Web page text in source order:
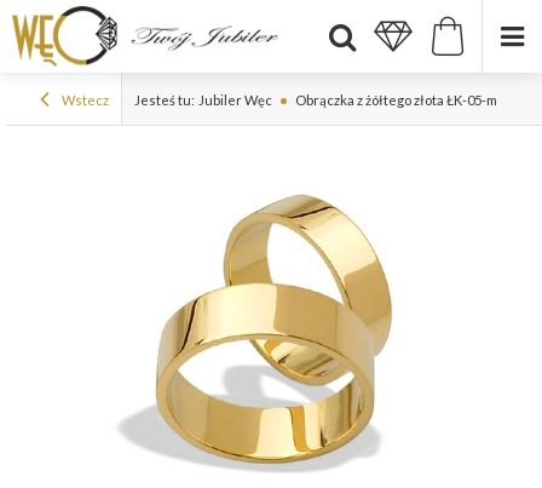
Wstecz Jesteś tu: Jubiler Węc Obrączka z żółtego złota ŁK-05-m